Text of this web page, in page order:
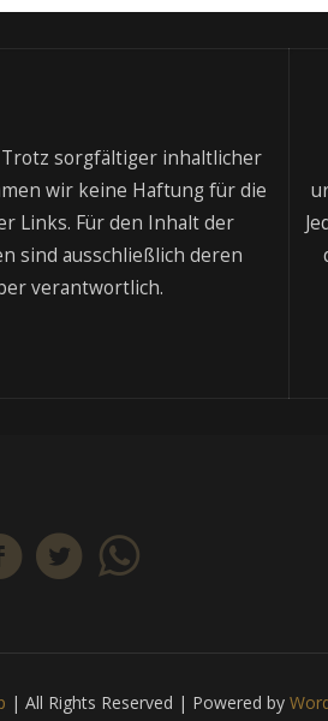
sorgfältiger inhaltlicher
wir keine Haftung für die
Links. Für den Inhalt der
sind ausschließlich deren
verantwortlich.
| All Rights Reserved | Powered by